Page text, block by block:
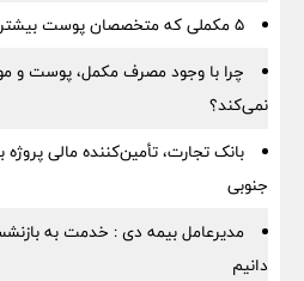
۵ مکملی که متخصصان پوست بیشتر از بقیه توصیه می‌کنند
چرا با وجود مصرف مکمل، پوست و
نمی‌کند؟
جنوبی
مدیرعامل بیمه دی : خدمت به
دانیم